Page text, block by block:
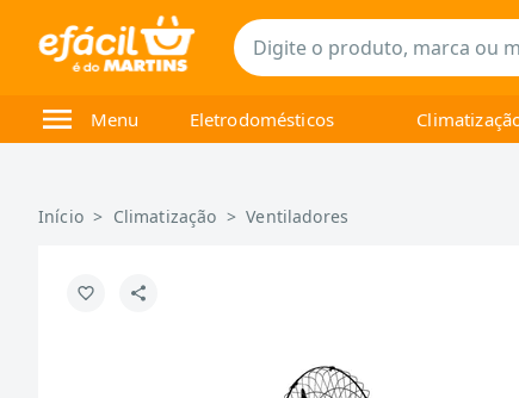
Menu Eletrodomésticos
Início > Climatização >Ventiladores